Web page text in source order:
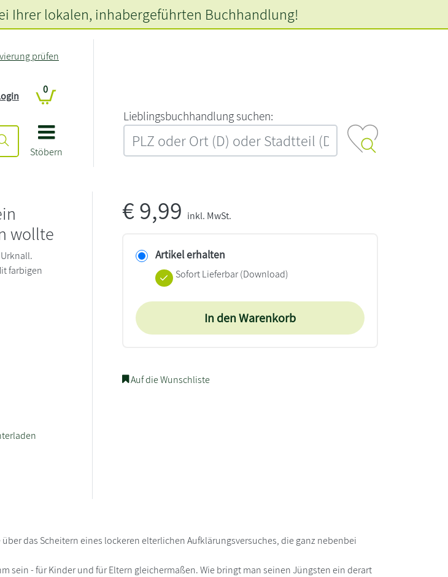
Stöbern
prüfen
0
L‍i‍e‍b‍l‍i‍n‍g‍s‍b‍u‍c‍h‍h‍a‍n‍d‍l‍u‍n‍g‍ ‍s‍u‍c‍h‍e‍n‍:‍
Ihrer lokalen, inhabergeführten Buchhandlung!
wollte
farbigen
€9,99 inkl. MwSt.
Artikel erhalten
Sofort Lieferbar (Download)
In den Warenkorb
Auf die Wunschliste
das Scheitern eines lockeren elterlichen Aufklärungsversuches, die ganz nebenbei
sein - für Kinder und für Eltern gleichermaßen. Wie bringt man seinen Jüngsten ein derart